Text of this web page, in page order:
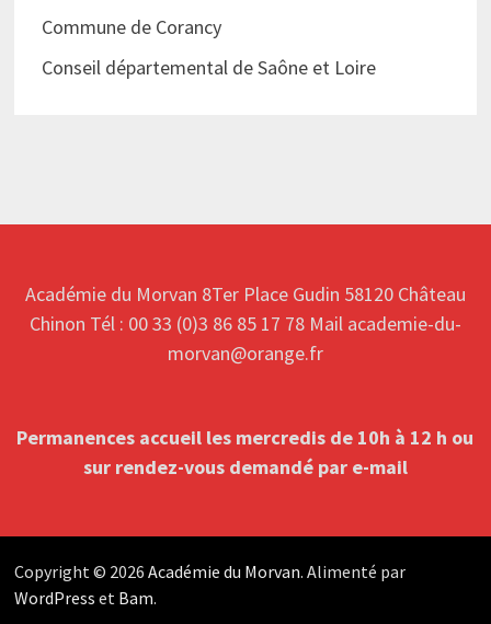
Commune de Corancy
Conseil départemental de Saône et Loire
Académie du Morvan 8Ter Place Gudin 58120 Château
Chinon Tél : 00 33 (0)3 86 85 17 78 Mail academie-du-
morvan@orange.fr
Permanences accueil les mercredis de 10h à 12 h ou
sur rendez-vous demandé par e-mail
Copyright © 2026 Académie du Morvan. Alimenté par
WordPress et Bam.